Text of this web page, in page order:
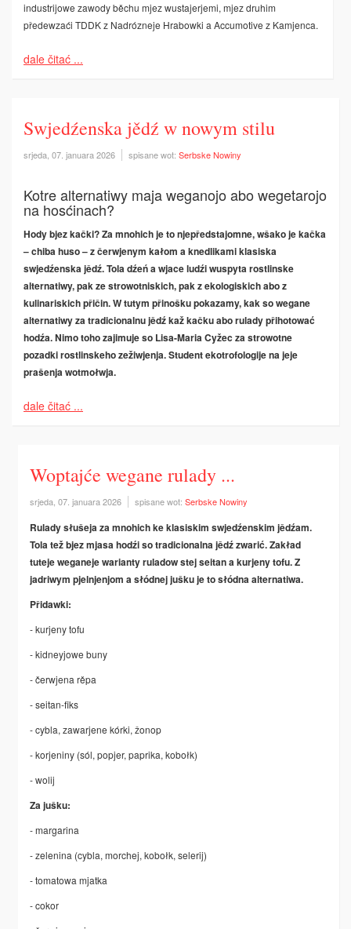
industrijowe zawody běchu mjez wustajerjemi, mjez druhim
předewzaći TDDK z Nadrózneje­ Hrabowki a Accumotive z Kamjenca.
dale čitać ...
Swjedźenska jědź w nowym stilu
srjeda, 07. januara 2026 spisane wot: Serbske Nowiny
Kotre alternatiwy maja weganojo abo wegetarojo
na hosćinach?
Hody bjez kački? Za mnohich je to njepředstajomne, wšako je kačka
– chiba huso – z čerwjenym kałom a knedlikami klasiska
swjedźenska jědź. Tola dźeń a wjace ludźi wuspyta rostlinske
alternatiwy, pak ze strowotniskich, pak z ekologiskich abo z
kulinariskich přičin. W tutym přinošku pokazamy, kak so wegane
alternatiwy za tradicionalnu jědź kaž kačku abo rulady přihotować
hodźa. Nimo toho zajimuje so Lisa-Maria Cyžec za strowotne
pozadki rostlinskeho zežiwjenja. Student ekotrofologije na jeje
prašenja wotmołwja.
dale čitać ...
Woptajće wegane rulady ...
srjeda, 07. januara 2026 spisane wot: Serbske Nowiny
Rulady słušeja za mnohich ke klasiskim swjedźenskim jědźam.
Tola tež bjez mjasa hodźi so tradicionalna jědź zwarić. Zakład
tuteje weganeje warianty ruladow stej seitan a kurjeny tofu. Z
jadriwym pjelnjenjom a słódnej jušku je to słódna alternatiwa.
Přidawki:
- kurjeny tofu
- kidneyjowe buny
- čerwjena rěpa
- seitan-fiks
- cybla, zawarjene kórki, žonop
- korjeniny (sól, popjer, paprika, kobołk)
- wolij
Za jušku:
- margarina
- zelenina (cybla, morchej, kobołk, selerij)
- tomatowa mjatka
- cokor